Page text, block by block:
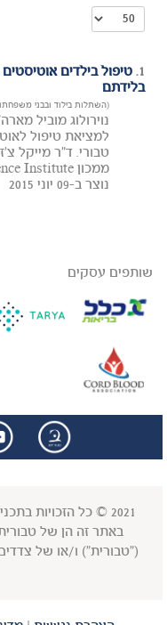
1. טיפול בילדים
בלידתם
(השתלות בילוד ובבני
נוירולוג מוביל
למציאת טיפול
טבורי. ד"ר מייקל
ממכון Sutter Neuroscience Institute בקליפורניה ...
נוצר ב-09 יוני 2015
שותפים עסקים
2021 © כל הזכויות
באתר זה הן של
("טבורית") ו/או של